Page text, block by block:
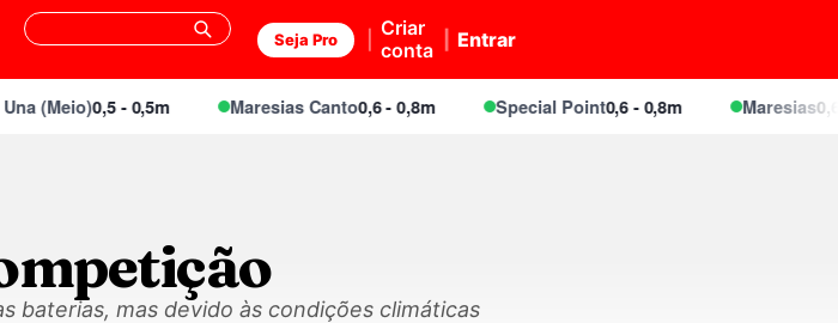
Seja Pro
Criar
conta
Entrar
0,5 - 0,5m Maresias Canto0,6 - 0,8m Special Point 0,6 - 0,8m Maresias0,6 -
baterias, mas devido às condições climáticas